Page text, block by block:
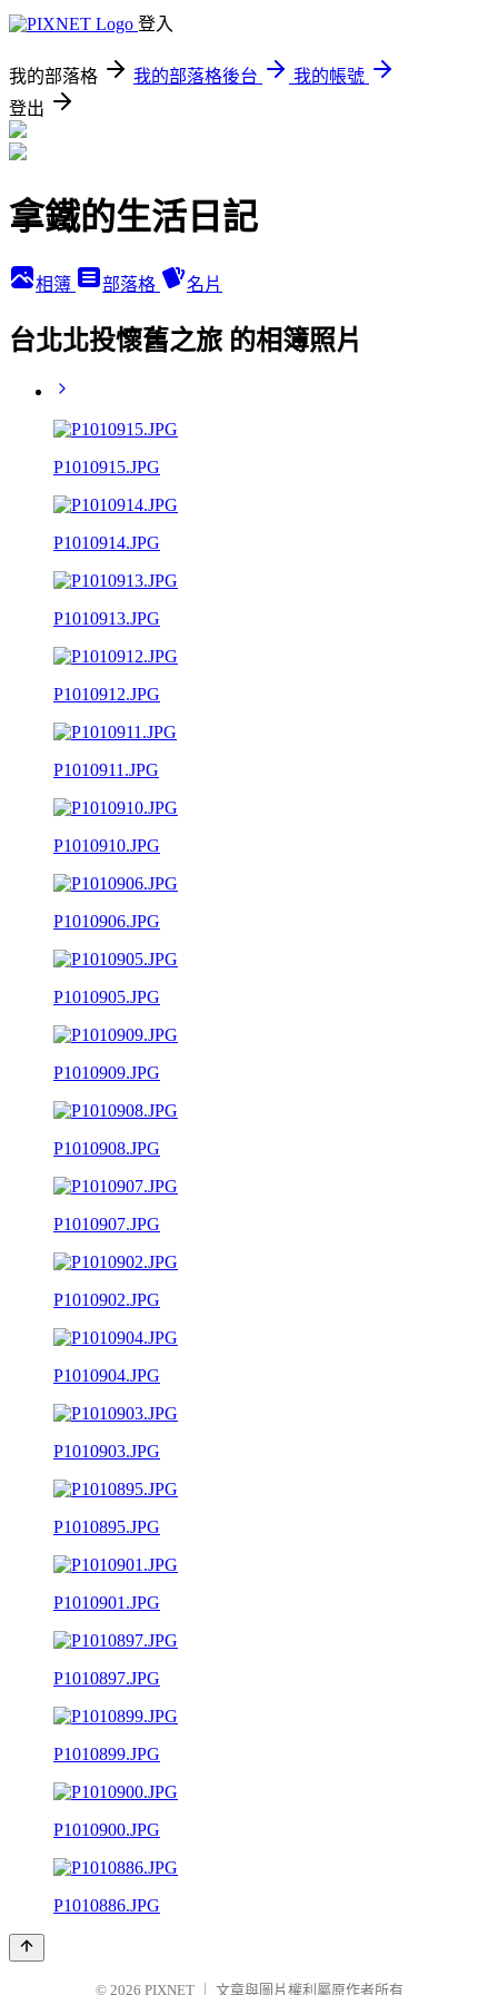
登入
我的部落格 我的部落格後台
我的帳號
登出
拿鐵的生活日記
相簿 部落格 名片
台北北投懷舊之旅 的相簿照片
P1010915.JPG
P1010914.JPG
P1010913.JPG
P1010912.JPG
P1010911.JPG
P1010910.JPG
P1010906.JPG
P1010905.JPG
P1010909.JPG
P1010908.JPG
P1010907.JPG
P1010902.JPG
P1010904.JPG
P1010903.JPG
P1010895.JPG
P1010901.JPG
P1010897.JPG
P1010899.JPG
P1010900.JPG
P1010886.JPG
© 2026 PIXNET 文章與圖片權利屬原作者所有